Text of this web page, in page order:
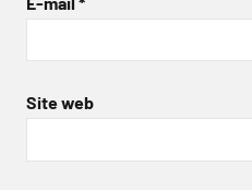
Site web